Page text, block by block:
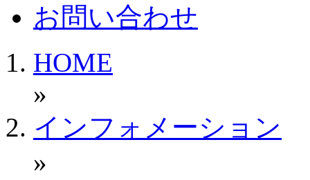
お問い合わせ
HOME
»
インフォメーション
»